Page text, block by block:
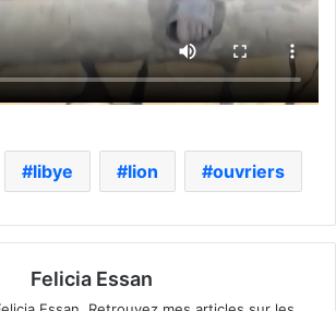
libye lion ouvriers
Felicia Essan